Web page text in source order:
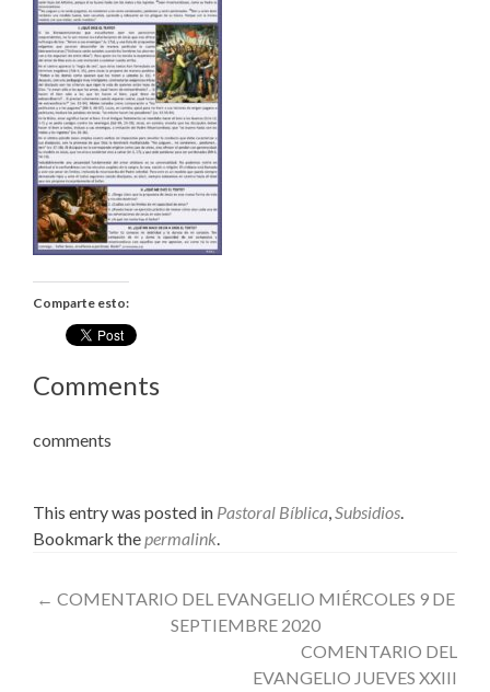
Comparte esto:
Comments
comments
This entry was posted in Pastoral Bíblica,Subsidios.
Bookmark thepermalink.
Post
navigation
← COMENTARIO DEL EVANGELIO MIÉRCOLES 9 DE
SEPTIEMBRE 2020
COMENTARIO DEL
EVANGELIO JUEVES XXIII